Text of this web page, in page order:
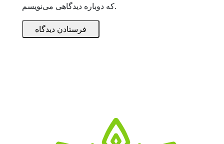
که دوباره دیدگاهی می‌نویسم.